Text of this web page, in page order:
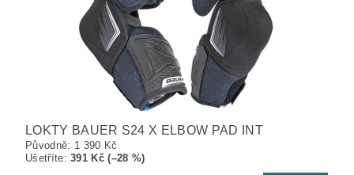
LOKTY BAUER S24 X ELBOW PAD INT
Původně: 1 390 Kč
Ušetříte:391 Kč (–28 %)